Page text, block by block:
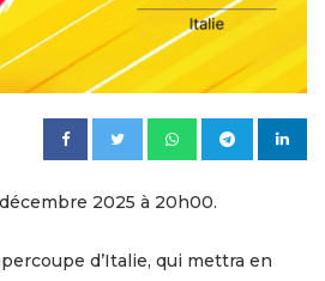
2025 à 20h00.
d’Italie, qui mettra en